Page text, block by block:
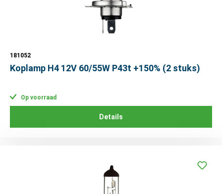
181052
Koplamp H4 12V 60/55W P43t +150% (2 stuks)
Op voorraad
Details